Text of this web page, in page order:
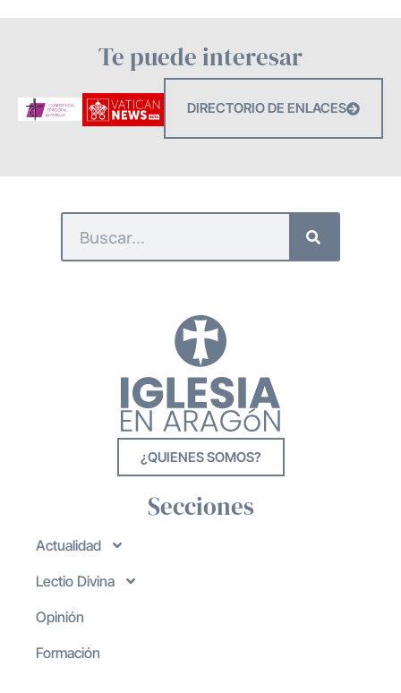
Te puede interesar
DIRECTORIO DE ENLACES
¿QUIENES SOMOS?
Secciones
Actualidad
Lectio Divina
Opinión
Formación